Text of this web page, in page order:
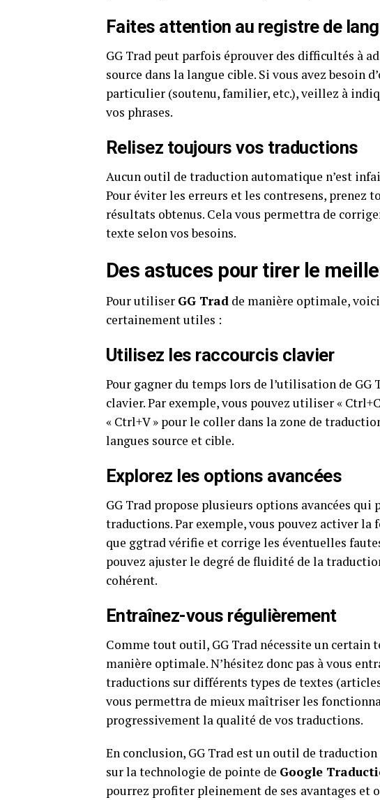
Faites attention au registre de
GG Trad peut parfois éprouver des difficultés à
source dans la langue cible. Si vous avez besoin
particulier (soutenu, familier, etc.), veillez à
vos phrases.
Relisez toujours vos traductions
Aucun outil de traduction automatique n’est
Pour éviter les erreurs et les contresens,
résultats obtenus. Cela vous permettra de
texte selon vos besoins.
Des astuces pour tirer le
Pour utiliser GG Trad de manière optimale,
certainement utiles :
Utilisez les raccourcis clavier
Pour gagner du temps lors de l’utilisation de
clavier. Par exemple, vous pouvez utiliser «
« Ctrl+V » pour le coller dans la zone de
langues source et cible.
Explorez les options avancées
GG Trad propose plusieurs options avancées
traductions. Par exemple, vous pouvez activer
que ggtrad vérifie et corrige les éventuelles
pouvez ajuster le degré de fluidité de la
cohérent.
Entraînez-vous régulièrement
Comme tout outil, GG Trad nécessite un certain
manière optimale. N’hésitez donc pas à vous
traductions sur différents types de textes
vous permettra de mieux maîtriser les
progressivement la qualité de vos traductions.
En conclusion, GG Trad est un outil de
sur la technologie de pointe de Google
pourrez profiter pleinement de ses avantages